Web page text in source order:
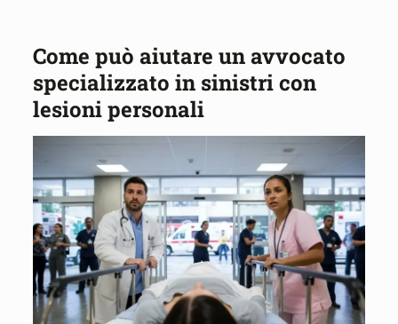
Come può aiutare un avvocato
specializzato in sinistri con
lesioni personali